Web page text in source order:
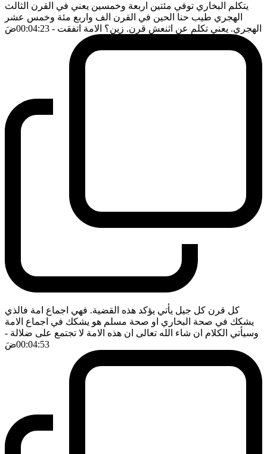
يتكلم البخاري توفي مئتين اربعة وخمسين يعني في القرن الثالث
الهجري طيب حنا الحين في القرن الف واربع مئة وخمس عشر
الهجري. يعني تكلم عن اثنعش قرن. زين؟ الامة اتفقت - 00:04:23 ضَ
كل قرن كل جيل يأتي يؤكد هذه القضية. فهي اجماع امة فالذي
يشكك في صحة البخاري او صحة مسلم هو يشكك في اجماع الامة
وسيأتي الكلام ان شاء الله تعالى ان هذه الامة لا تجتمع على ضلالة -
00:04:53ضَ